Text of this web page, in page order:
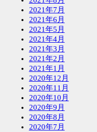
2021年7月
2021年6月
2021年5月
2021年4月
2021年3月
2021年2月
2021年1月
2020年12月
2020年11月
2020年10月
2020年9月
2020年8月
2020年7月